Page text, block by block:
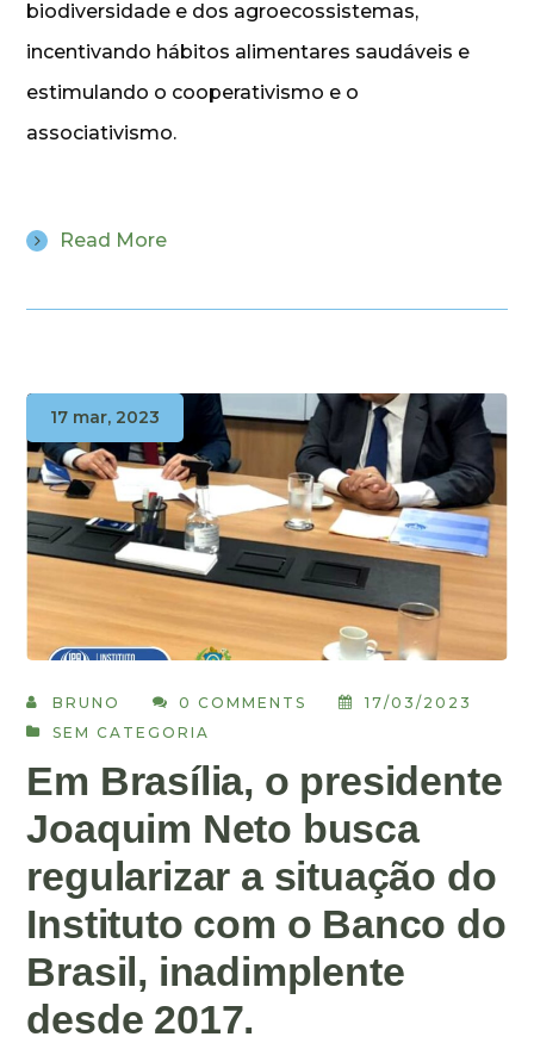
biodiversidade e dos agroecossistemas,
incentivando hábitos alimentares saudáveis e
estimulando o cooperativismo e o
associativismo.
Read More
17 mar, 2023
BRUNO 0 COMMENTS
17/03/2023
SEM CATEGORIA
Em Brasília, o presidente
Joaquim Neto busca
regularizar a situação do
Instituto com o Banco do
Brasil, inadimplente
desde 2017.